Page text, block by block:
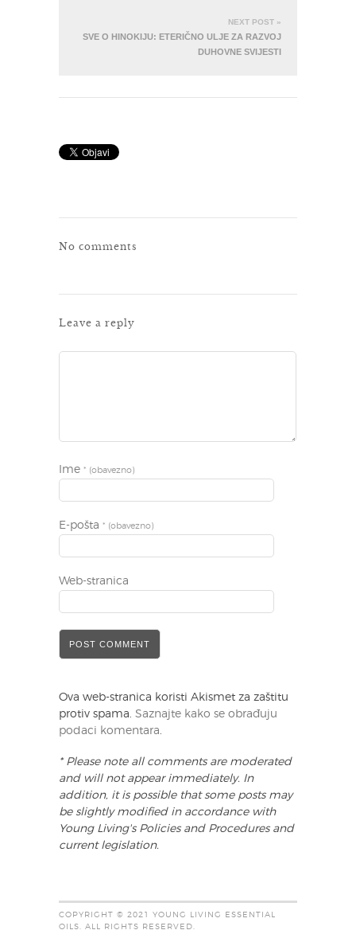
NEXT POST »
SVE O HINOKIJU: ETERIČNO ULJE ZA RAZVOJ
DUHOVNE SVIJESTI
No comments
Leave a reply
Ime * (obavezno)
E-pošta * (obavezno)
Web-stranica
Ova web-stranica koristi Akismet za zaštitu
protiv spama. Saznajte kako se obrađuju
podaci komentara.
* Please note all comments are moderated
and will not appear immediately. In
addition, it is possible that some posts may
be slightly modified in accordance with
Young Living's Policies and Procedures and
current legislation.
COPYRIGHT © 2021 YOUNG LIVING ESSENTIAL
OILS. ALL RIGHTS RESERVED.